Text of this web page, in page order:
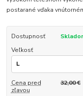
postarané vďaka
Dostupnosť
Veľkosť
Cena pred
zľavou
32,00 €